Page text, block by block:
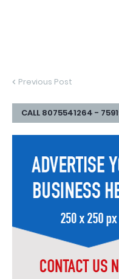
Previous Post
CALL 8075541264 -